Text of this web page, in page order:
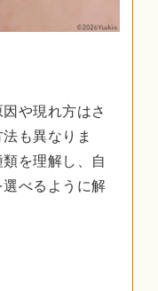
や現れ方はさ
も異なりま
を理解し、自
べるように解